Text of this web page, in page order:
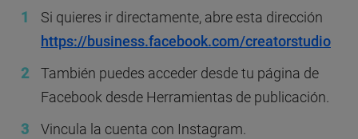
Si quieres ir directamente, abre esta dirección
https://business.facebook.com/creatorstudio
También puedes acceder desde tu página de
Facebook desde Herramientas de publicación.
Vincula la cuenta con Instagram.